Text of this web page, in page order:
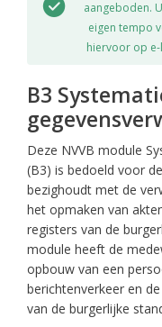
aangeboden.
eigen tempo
hiervoor op
B3
Deze NVVB module
(B3) is bedoeld voor
bezighoudt met de
het opmaken van
registers van de
module heeft de
opbouw van een
berichtenverkeer en
van de burgerlijke